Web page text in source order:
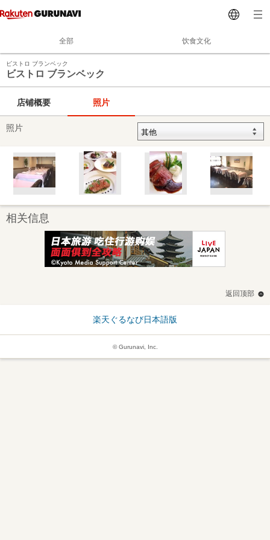
全部 饮食文化
ビストロ ブランベック
ビストロ ブランベック
店铺概要 照片
照片
相关信息
返回顶部
楽天ぐるなび日本語版
© Gurunavi, Inc.